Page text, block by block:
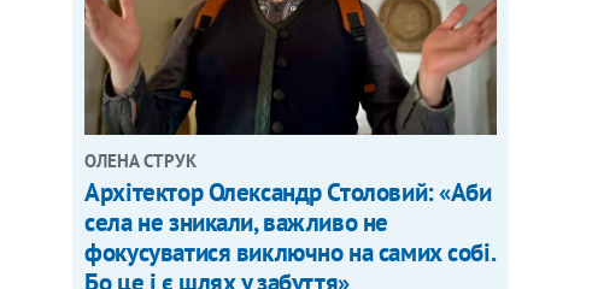
ОЛЕНА СТРУК
Архітектор Олександр Столовий: «Аби
села не зникали, важливо не
фокусуватися виключно на самих собі.